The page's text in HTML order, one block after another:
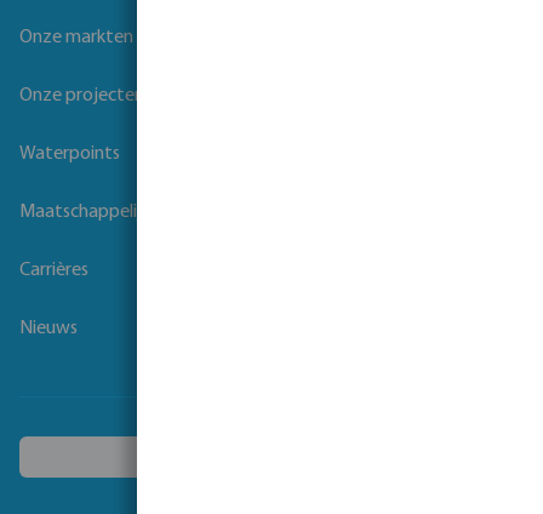
Onze markten
Onze projecten
Waterpoints
Maatschappelijk verantwoord ondernemen
Carrières
Nieuws